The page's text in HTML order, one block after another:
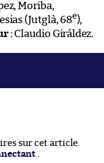
Moriba,
(Jutglà, 68e),
: Claudio Giráldez.
sur cet article.
.